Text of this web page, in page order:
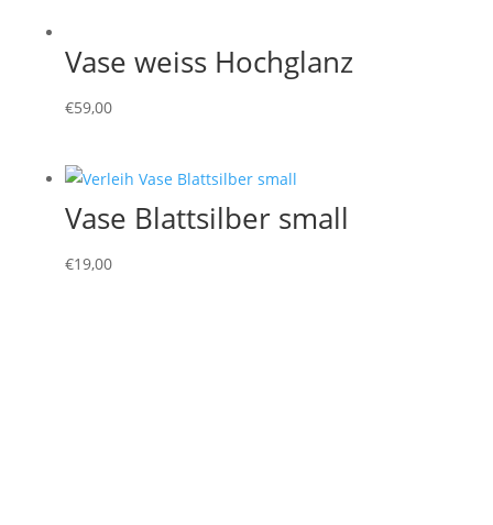
Vase weiss Hochglanz
€59,00
Vase Blattsilber small
€19,00